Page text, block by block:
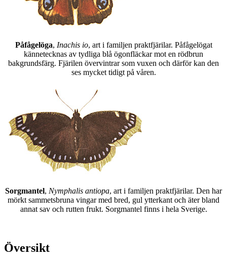
Påfågelöga, Inachis io, art i familjen praktfjärilar. Påfågelögat
kännetecknas av tydliga blå ögonfläckar mot en rödbrun
bakgrundsfärg. Fjärilen övervintrar som vuxen och därför kan den
ses mycket tidigt på våren.
Sorgmantel, Nymphalis antiopa, art i familjen praktfjärilar. Den har
mörkt sammetsbruna vingar med bred, gul ytterkant och äter bland
annat sav och rutten frukt. Sorgmantel finns i hela Sverige.
Översikt